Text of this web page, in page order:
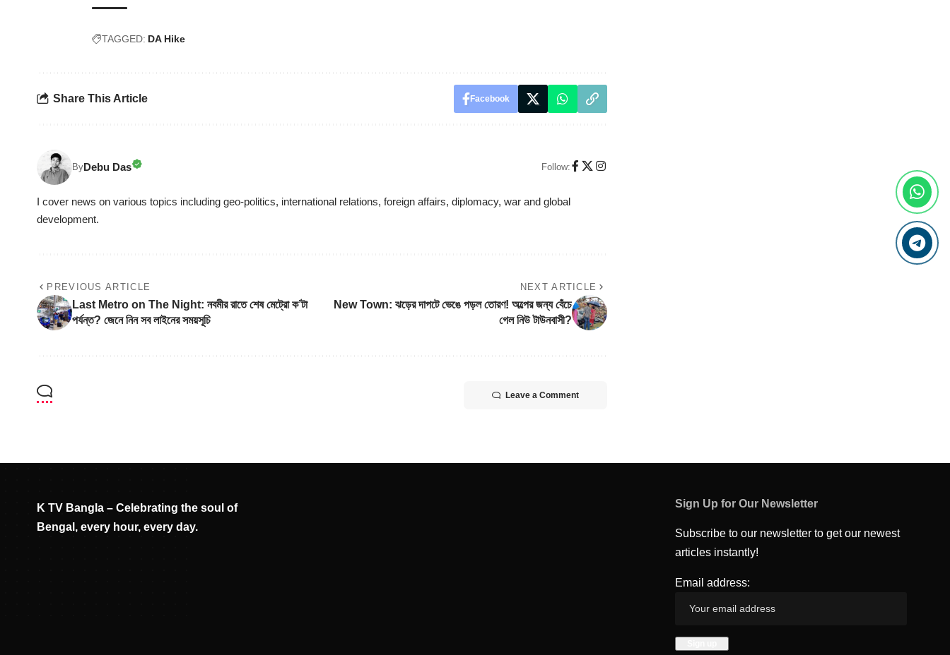
TAGGED: DA Hike
Share This Article Facebook
ByDebu Das Follow:
I cover news on various topics including geo-politics, international relations, foreign affairs, diplomacy, war and global
development.
PREVIOUS ARTICLE
Last Metro on The Night: নবমীর রাতে শেষ মেট্রো ক’টা
পর্যন্ত? জেনে নিন সব লাইনের সময়সূচি
NEXT ARTICLE
New Town: ঝড়ের দাপটে ভেঙে পড়ল তোরণ! অল্পের জন্য বেঁচে
গেল নিউ টাউনবাসী?
Leave a Comment
K TV Bangla – Celebrating the soul of
Bengal, every hour, every day.
Sign Up for Our Newsletter
Subscribe to our newsletter to get our newest
articles instantly!
Email address: